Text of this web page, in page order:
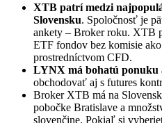
XTB patrí medzi
Slovensku. Spoločnosť je
ankety – Broker roku. XTB
ETF fondov bez komisie
prostredníctvom CFD.
LYNX má bohatú ponuku
obchodovať aj s futures
Broker XTB má na
pobočke Bratislave a
slovenčine. Pokiaľ si